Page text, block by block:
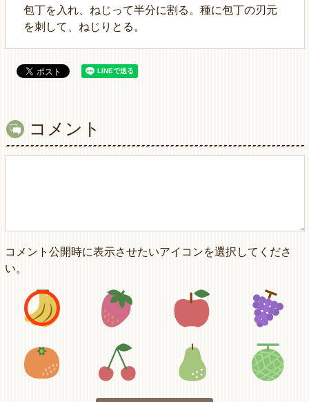
包丁を入れ、ねじって半分に割る。種に包丁の刃元
を刺して、ねじりとる。
コメント
コメント公開時に表示させたいアイコンを選択してくださ
い。
アイコン1 アイコン2 アイコン3
アイコン5 アイコン6 アイコン7